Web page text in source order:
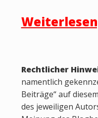
Rechtlicher
namentlich
Beiträge“ auf
des jeweiligen